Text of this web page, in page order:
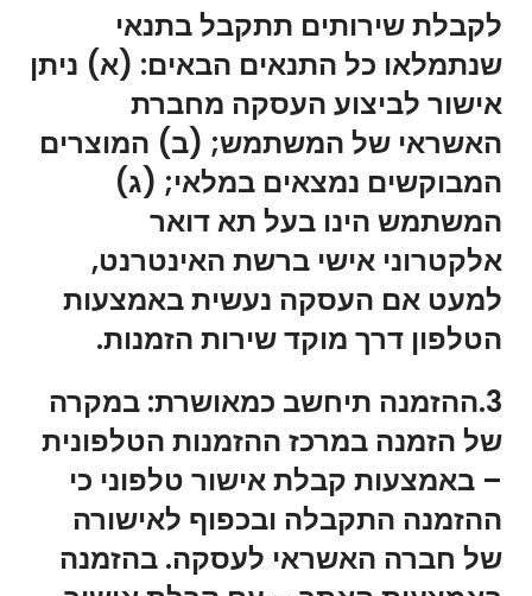
לקבלת שירותים תתקבל בתנאי
שנתמלאו כל התנאים הבאים: (א) ניתן
אישור לביצוע העסקה מחברת
האשראי של המשתמש; (ב) המוצרים
המבוקשים נמצאים במלאי; (ג)
המשתמש הינו בעל תא דואר
אלקטרוני אישי ברשת האינטרנט,
למעט אם העסקה נעשית באמצעות
הטלפון דרך מוקד שירות הזמנות.
3.ההזמנה תיחשב כמאושרת: במקרה
של הזמנה במרכז ההזמנות הטלפונית
– באמצעות קבלת אישור טלפוני כי
ההזמנה התקבלה ובכפוף לאישורה
של חברה האשראי לעסקה. בהזמנה